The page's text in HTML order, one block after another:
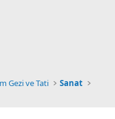
Gezi ve Tati Sanat